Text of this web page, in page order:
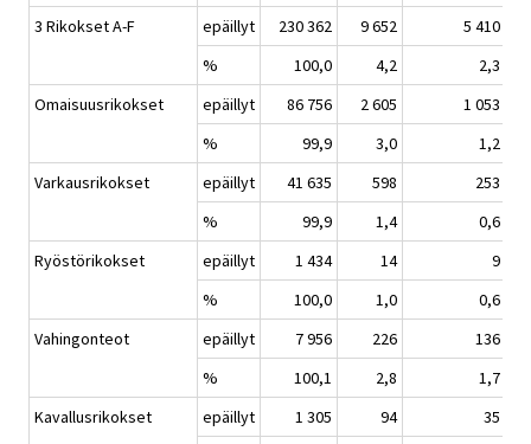
3 Rikokset A-F
epäillyt 230 362 9 652
5 410
%
100,0 4,2
2,3
Omaisuusrikokset
epäillyt 86 756 2 605
1 053
%
99,9 3,0
1,2
Varkausrikokset
epäillyt 41 635 598
253
%
99,9 1,4
0,6
Ryöstörikokset
epäillyt 1 434 14
9
%
100,0 1,0
0,6
Vahingonteot
epäillyt 7 956 226
136
%
100,1 2,8
1,7
Kavallusrikokset
epäillyt 1 305 94
35